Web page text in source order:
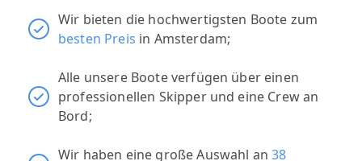
Wir bieten die hochwertigsten Boote zum
besten Preis in Amsterdam;
Alle unsere Boote verfügen über einen
professionellen Skipper und eine Crew an
Bord;
Wir haben eine große Auswahl an38